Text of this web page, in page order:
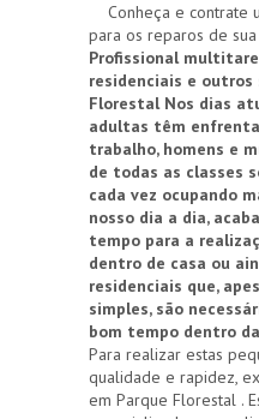
Conheça e contrate
para os reparos de
Profissional
residenciais e outros
Florestal Nos dias
adultas têm
trabalho, homens e
de todas as classes
cada vez ocupando
nosso dia a dia,
tempo para a
dentro de casa ou
residenciais que,
simples, são
bom tempo dentro
Para realizar estas
qualidade e rapidez,
em Parque Florestal .